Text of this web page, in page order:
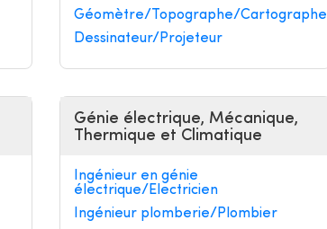
Géomètre/Topographe/Cartographe
Dessinateur/Projeteur
Génie électrique, Mécanique,
Thermique et Climatique
Ingénieur en génie
électrique/Electricien
Ingénieur plomberie/Plombier